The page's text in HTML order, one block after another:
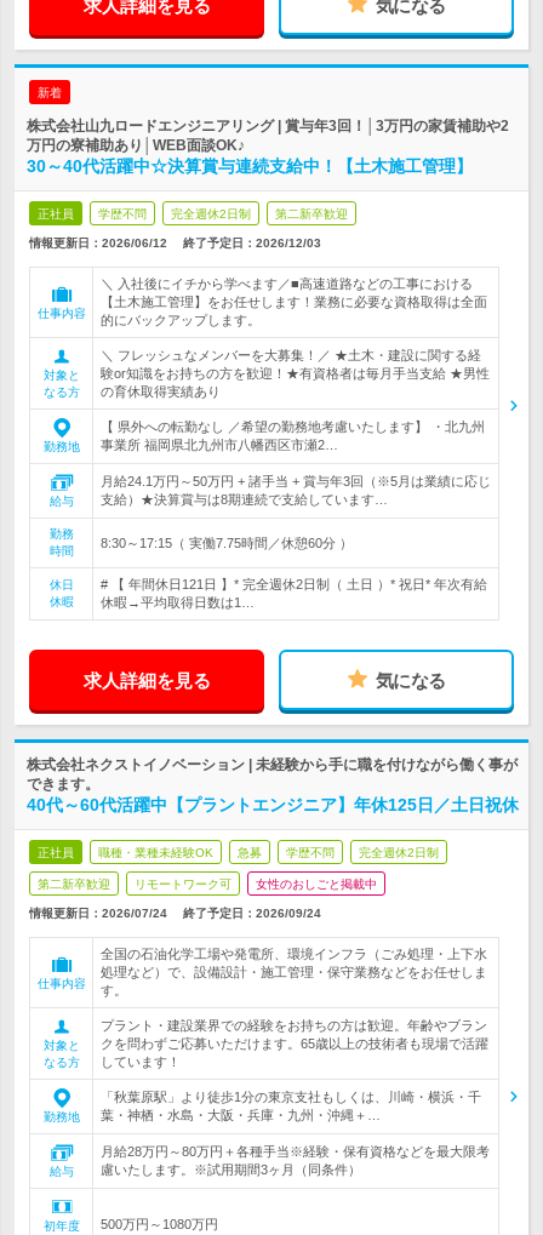
求人詳細を見る 気になる
新着
株式会社山九ロードエンジニアリング | 賞与年3回！│3万円の家賃補助や2
万円の寮補助あり│WEB面談OK♪
30～40代活躍中☆決算賞与連続支給中！【土木施工管理】
正社員 学歴不問 完全週休2日制 第二新卒歓迎
情報更新日：2026/06/12 終了予定日： 2026/12/03
仕事内容
＼ 入社後にイチから学べます／■高速道路などの工事における
【土木施工管理】をお任せします！業務に必要な資格取得は全面
的にバックアップします。
対象と
なる方
＼ フレッシュなメンバーを大募集！／ ★土木・建設に関する経
験or知識をお持ちの方を歓迎！★有資格者は毎月手当支給 ★男性
の育休取得実績あり
勤務地
【 県外への転勤なし ／希望の勤務地考慮いたします】 ・北九州
事業所 福岡県北九州市八幡西区市瀬2…
給与
月給24.1万円～50万円 + 諸手当 + 賞与年3回（※5月は業績に応じ
支給）★決算賞与は8期連続で支給しています…
勤務
時間
8:30～17:15（ 実働7.75時間／休憩60分 ）
休日
休暇
# 【 年間休日121日 】* 完全週休2日制（ 土日 ）* 祝日* 年次有給
休暇→平均取得日数は1…
求人詳細を見る 気になる
株式会社ネクストイノベーション | 未経験から手に職を付けながら働く事が
できます。
40代～60代活躍中【プラントエンジニア】年休125日／土日祝休
正社員 職種・業種未経験OK 急募 学歴不問 完全週休2日制
第二新卒歓迎 リモートワーク可 女性のおしごと掲載中
情報更新日：2026/07/24 終了予定日： 2026/09/24
仕事内容
全国の石油化学工場や発電所、環境インフラ（ごみ処理・上下水
処理など）で、設備設計・施工管理・保守業務などをお任せしま
す。
対象と
なる方
プラント・建設業界での経験をお持ちの方は歓迎。年齢やブラン
クを問わずご応募いただけます。65歳以上の技術者も現場で活躍
しています！
勤務地
「秋葉原駅」より徒歩1分の東京支社もしくは、川崎・横浜・千
葉・神栖・水島・大阪・兵庫・九州・沖縄＋…
給与
月給28万円～80万円＋各種手当※経験・保有資格などを最大限考
慮いたします。※試用期間3ヶ月（同条件）
初年度
500万円～1080万円